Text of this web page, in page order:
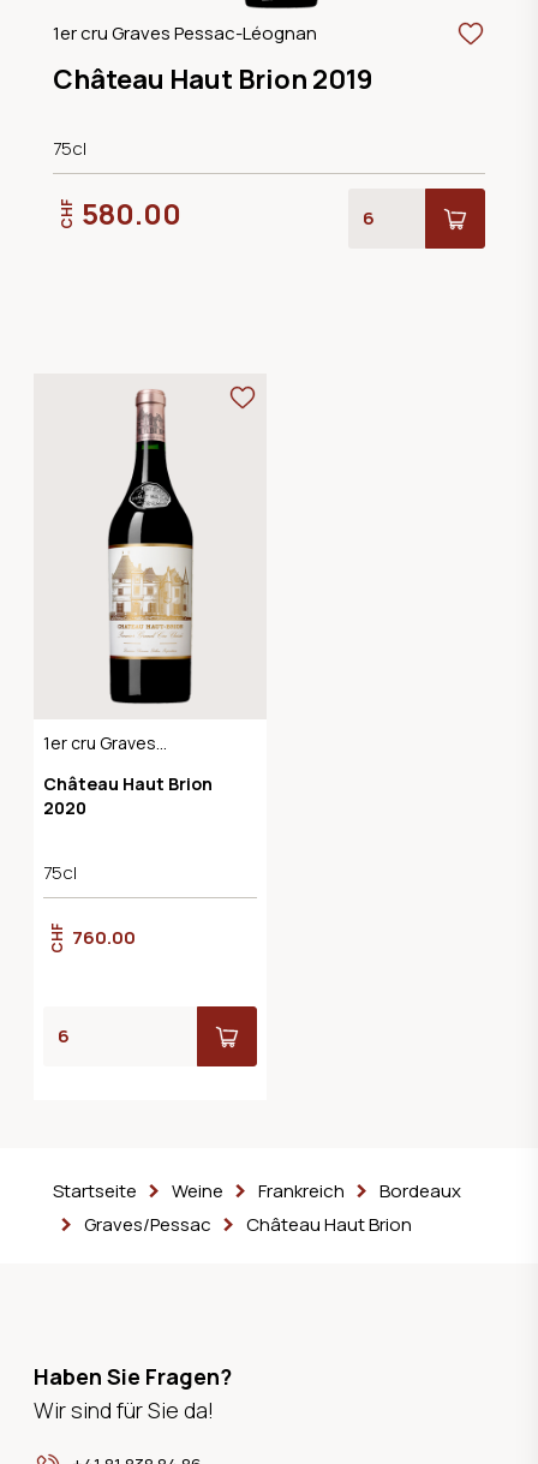
1er cru Graves Pessac-Léognan
Château Haut Brion 2019
75cl
CHF 580.00
1er cru Graves
Pessac-Léognan
Château Haut Brion
2020
75cl
CHF 760.00
Startseite Weine Frankreich
Bordeaux
Graves/Pessac
Château Haut Brion
Haben Sie Fragen?
Wir sind für Sie da!